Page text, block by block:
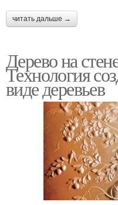
читать дальше →
Дерево на
Технология
виде деревьев